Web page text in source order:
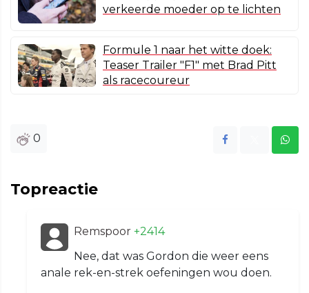
verkeerde moeder op te lichten
Formule 1 naar het witte doek:
Teaser Trailer "F1" met Brad Pitt
als racecoureur
0
Topreactie
Remspoor +2414
Nee, dat was Gordon die weer eens
anale rek-en-strek oefeningen wou doen.